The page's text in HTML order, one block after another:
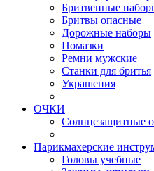
Бритвенные
Бритвы опасные
Дорожные наборы
Помазки
Ремни мужские
Станки для бритья
Украшения
ОЧКИ
Солнцезащитные
Парикмахерские
Головы учебные